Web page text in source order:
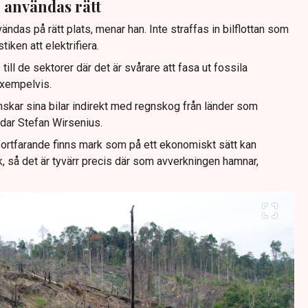
rätt
på rätt plats, menar han. Inte straffas in bilflottan som
att elektrifiera.
de sektorer där det är svårare att fasa ut fossila
sina bilar indirekt med regnskog från länder som
Stefan Wirsenius.
finns mark som på ett ekonomiskt sätt kan
det är tyvärr precis där som avverkningen hamnar,